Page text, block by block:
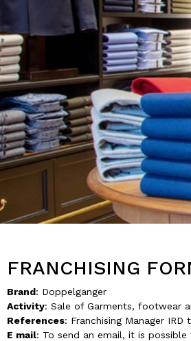
FRANCHISING
Brand: Doppelganger
Activity: Sale of Garments, footwear
References: Franchising Manager
E mail: To send an email, it is